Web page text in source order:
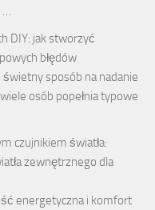
DIY: jak stworzyć
błędów
świetny sposób na nadanie
osób popełnia typowe
czujnikiem światła:
zewnętrznego dla
energetyczna i komfort